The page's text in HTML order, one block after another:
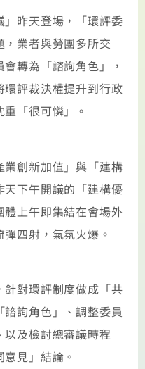
昨天登場，「環評委
業者與勞團多所交
轉為「諮詢角色」，
評裁決權提升到行政
「很可憐」。
創新加值」與「建構
下午開議的「建構優
上午即集結在會場外
四射，氣氛火爆。
對環評制度做成「共
詢角色」、調整委員
及檢討總審議時程
見」結論。